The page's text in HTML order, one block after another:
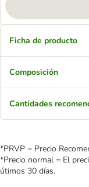
Ficha de producto
Composición
Cantidades
*PRVP = Precio
*Precio normal = El
útimos 30 días.